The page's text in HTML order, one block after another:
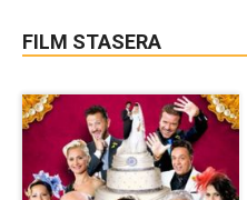
FILM STASERA